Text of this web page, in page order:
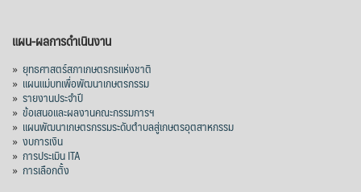
แผน-ผลการดำเนินงาน
» ยุทธศาสตร์สภาเกษตรกรแห่งชาติ
» แผนแม่บทเพื่อพัฒนาเกษตรกรรม
» รายงานประจำปี
» ข้อเสนอและผลงานคณะกรรมการฯ
» แผนพัฒนาเกษตรกรรมระดับตำบลสู่เกษตรอุตสาหกรรม
» งบการเงิน
» การประเมิน ITA
» การเลือกตั้ง